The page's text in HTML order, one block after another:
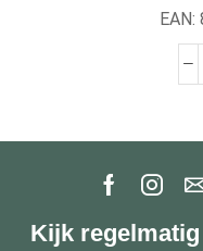
EAN:
Kijk